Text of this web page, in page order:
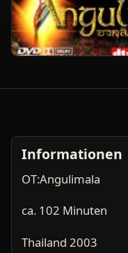
Informationen
OT:Angulimala
ca. 102 Minuten
Thailand 2003